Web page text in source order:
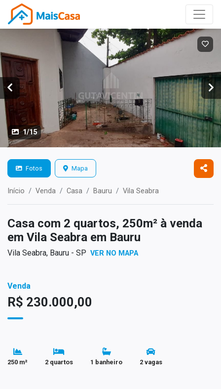
1/15
Fotos Mapa
Início Venda Casa Bauru Vila Seabra
Casa com 2 quartos, 250m² à venda
em Vila Seabra em Bauru
Vila Seabra, Bauru - SP VER NO MAPA
Venda
R$ 230.000,00
250 m² 2 quartos 1 banheiro 2 vagas